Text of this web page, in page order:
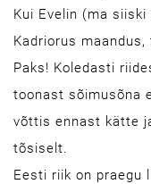
Kui Evelin (ma
Kadriorus
Paks! Koledasti
toonast sõimusõna
võttis ennast kätte
tõsiselt.
Eesti riik on praegu